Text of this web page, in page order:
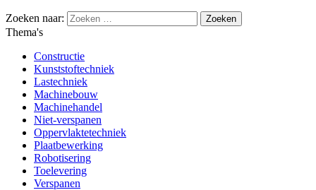
Zoeken naar:
Thema's
Constructie
Kunststoftechniek
Lastechniek
Machinebouw
Machinehandel
Niet-verspanen
Oppervlaktetechniek
Plaatbewerking
Robotisering
Toelevering
Verspanen